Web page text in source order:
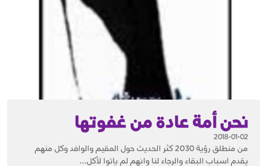
نحن أمة عادة من غفوتها
2018-01-02
من منطلق رؤية 2030 كثر الحديث حول المقيم والوافد وكل منهم
يقدم اسباب البقاء والرجاء لنا وانهم لم ياتوا لأكل...